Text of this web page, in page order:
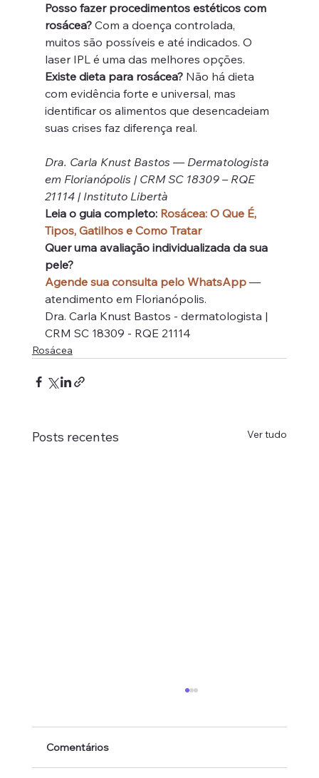
Posso fazer procedimentos estéticos com
rosácea? Com a doença controlada,
muitos são possíveis e até indicados. O
laser IPL é uma das melhores opções.
Existe dieta para rosácea? Não há dieta
com evidência forte e universal, mas
identificar os alimentos que desencadeiam
suas crises faz diferença real.
Dra. Carla Knust Bastos — Dermatologista
em Florianópolis | CRM SC 18309 – RQE
21114 | Instituto Libertà
Leia o guia completo: Rosácea: O Que É,
Tipos, Gatilhos e Como Tratar
Quer uma avaliação individualizada da sua
pele?
Agende sua consulta pelo WhatsApp —
atendimento em Florianópolis.
Dra. Carla Knust Bastos - dermatologista |
CRM SC 18309 - RQE 21114
Rosácea
Posts recentes Ver tudo
Comentários